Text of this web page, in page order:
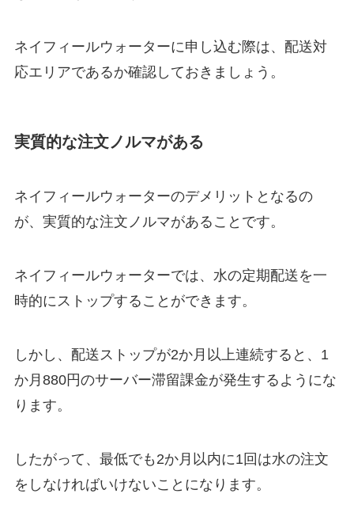
ネイフィールウォーターに申し込む際は、配送対
応エリアであるか確認しておきましょう。
実質的な注文ノルマがある
ネイフィールウォーターのデメリットとなるの
が、実質的な注文ノルマがあることです。
ネイフィールウォーターでは、水の定期配送を一
時的にストップすることができます。
しかし、配送ストップが2か月以上連続すると、1
か月880円のサーバー滞留課金が発生するようにな
ります。
したがって、最低でも2か月以内に1回は水の注文
をしなければいけないことになります。